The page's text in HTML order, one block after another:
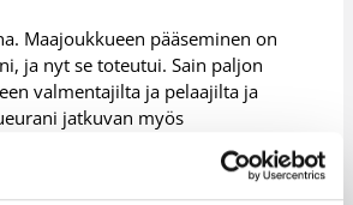
Maajoukkueen pääseminen on
ja nyt se toteutui. Sain paljon
valmentajilta ja pelaajilta ja
jatkuvan myös